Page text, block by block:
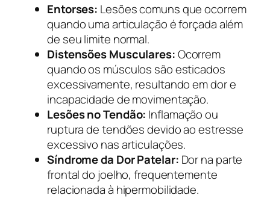
Entorses: Lesões comuns que ocorrem
quando uma articulação é forçada além
de seu limite normal.
Distensões Musculares:Ocorrem
quando os músculos são esticados
excessivamente, resultando em dor e
incapacidade de movimentação.
Lesões no Tendão: Inflamação ou
ruptura de tendões devido ao estresse
excessivo nas articulações.
Síndrome da Dor Patelar: Dor na parte
frontal do joelho, frequentemente
relacionada à hipermobilidade.